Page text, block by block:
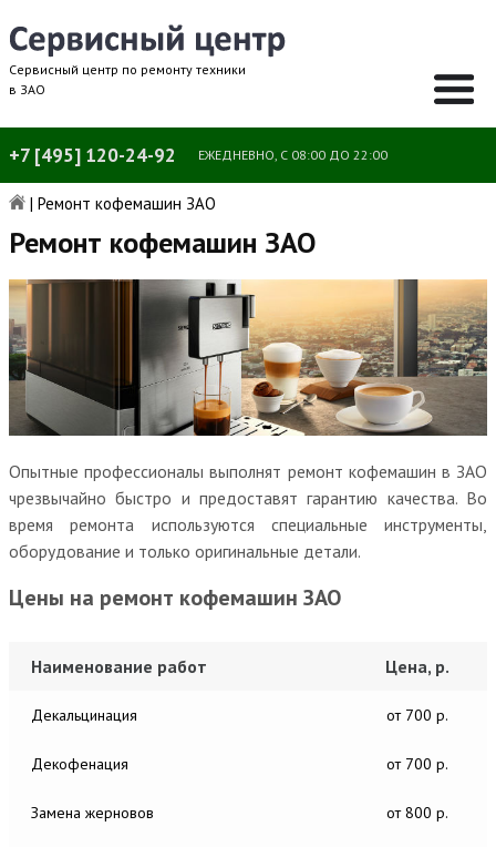
Сервисный центр по ремонту техники
в ЗАО
+7 [495] 120-24-92 ЕЖЕДНЕВНО, С 08:00 ДО 22:00
| Ремонт кофемашин ЗАО
Ремонт кофемашин ЗАО
Опытные профессионалы выполнят ремонт кофемашин в ЗАО
чрезвычайно быстро и предоставят гарантию качества. Во
время ремонта используются специальные инструменты,
оборудование и только оригинальные детали.
Цены на ремонт кофемашин ЗАО
Наименование работ Цена, р.
Декальцинация от 700 р.
Декофенация от 700 р.
Замена жерновов от 800 р.